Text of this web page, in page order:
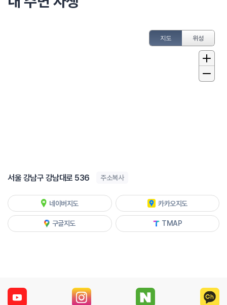
지도 위성
서울 강남구 강남대로 536 주소복사
네이버지도 카카오지도
구글지도 TMAP